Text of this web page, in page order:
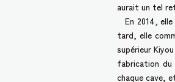
aurait un tel
En 2014,
tard, elle
supérieur
fabrication du
chaque cave,